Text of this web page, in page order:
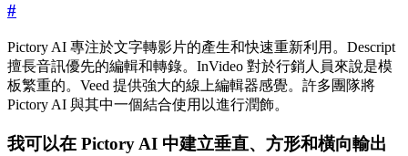
#
Pictory AI 專注於文字轉影片的產生和快速重新利用。Descript
擅長音訊優先的編輯和轉錄。InVideo 對於行銷人員來說是模
板繁重的。Veed 提供強大的線上編輯器感覺。許多團隊將
Pictory AI 與其中一個結合使用以進行潤飾。
我可以在 Pictory AI 中建立垂直、方形和橫向輸出